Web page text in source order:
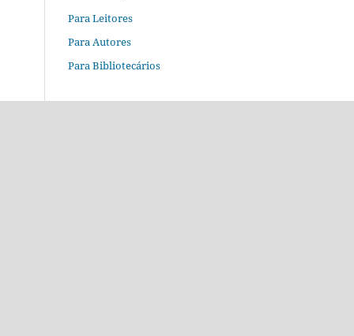
Para Leitores
Para Autores
Para Bibliotecários